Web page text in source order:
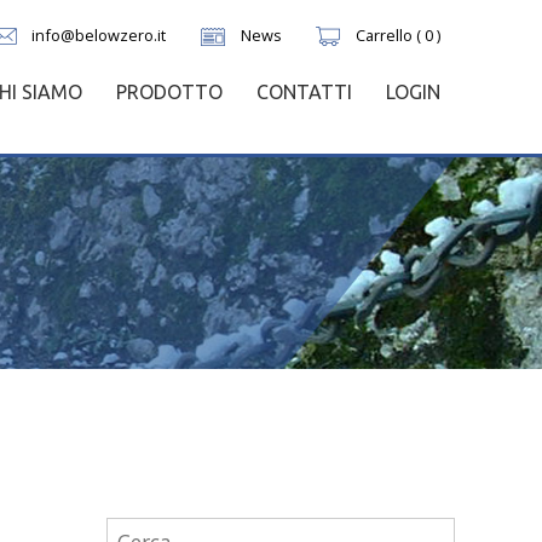
info@belowzero.it News Carrello ( 0 )
SIAMO PRODOTTO CONTATTI LOGIN
Ricerca